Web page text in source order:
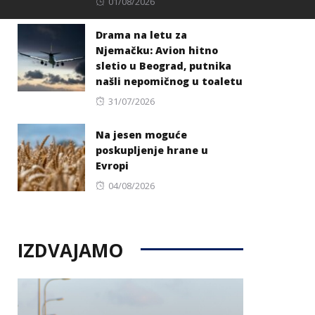
on
Drama na letu za
Njemačku: Avion hitno
sletio u Beograd, putnika
našli nepomičnog u toaletu
Posted
31/07/2026
Na jesen moguće
poskupljenje hrane u
Evropi
Posted
04/08/2026
IZDVAJAMO